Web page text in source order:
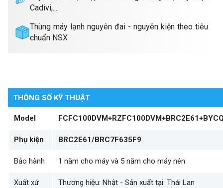
Cadivi,...
Thùng máy lạnh nguyên đai - nguyên kiện theo tiêu
chuẩn NSX
THÔNG SỐ KỸ THUẬT
Model FCFC100DVM+
Phụ kiện BRC2E61/BRC7F635F9
Bảo hành 1 năm cho máy và 5 năm cho máy nén
Xuất xứ Thương hiệu: Nhật - Sản xuất tại: Thái Lan